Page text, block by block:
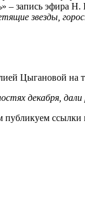
– запись эфира
звезды,
Цыгановой на
декабря, дали
публикуем